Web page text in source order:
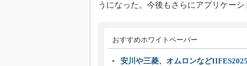
うになった。今後もさらにアプリケー
おすすめホワイトペーパー
安川や三菱、オムロンなど